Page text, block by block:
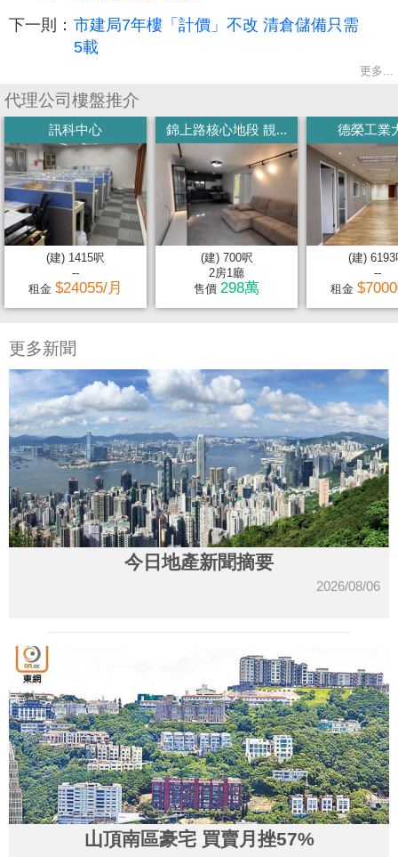
下一則： 市建局7年樓「計價」不改 清倉儲備只需
5載
更多...
代理公司樓盤推介
訊科中心
(建) 1415呎
--
租金 $24055/月
錦上路核心地段 靚...
(建) 700呎
2房1廳
售價 298萬
德榮工業
(建) 6193
--
租金
更多新聞
今日地產新聞摘要
2026/08/06
山頂南區豪宅 買賣月挫57%